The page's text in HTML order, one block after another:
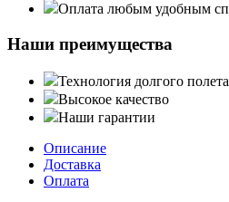
Оплата любым удобным
Наши преимущества
Технология долгого полета
Высокое качество
Наши гарантии
Описание
Доставка
Оплата